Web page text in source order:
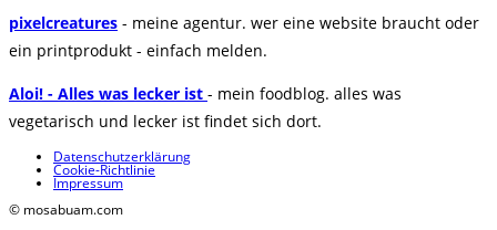
pixelcreatures - meine agentur. wer eine website braucht oder
ein printprodukt - einfach melden.
Aloi! - Alles was lecker ist - mein foodblog. alles was
vegetarisch und lecker ist findet sich dort.
Datenschutzerklärung
Cookie-Richtlinie
Impressum
© mosabuam.com